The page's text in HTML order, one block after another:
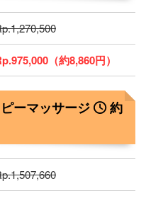
（約8,860円）
ーマッサージ
約